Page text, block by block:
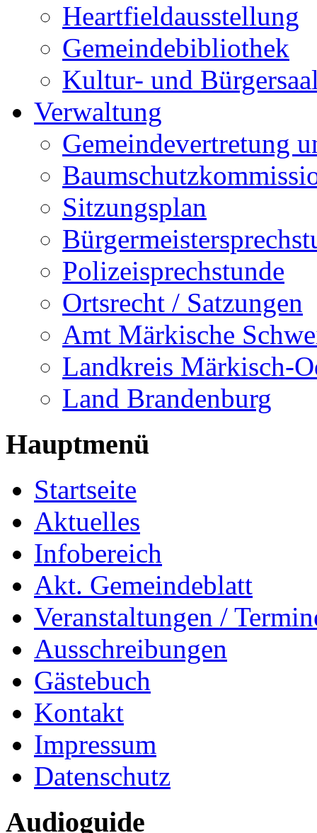
Heartfieldausstellung
Gemeindebibliothek
Kultur- und
Verwaltung
Gemeindevertretung
Sitzungsplan
Polizeisprechstunde
Ortsrecht / Satzungen
Amt Märkische
Landkreis Märkisch-
Land Brandenburg
Hauptmenü
Startseite
Aktuelles
Infobereich
Akt. Gemeindeblatt
Veranstaltungen /
Ausschreibungen
Gästebuch
Kontakt
Impressum
Datenschutz
Audioguide